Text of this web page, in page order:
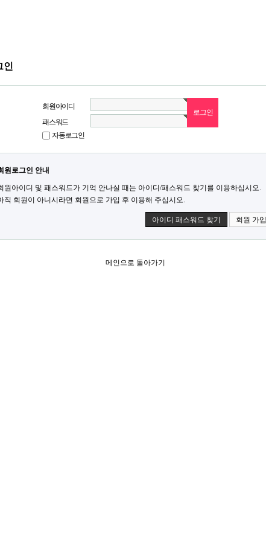
인
회원아이디
패스워드
자동로그인
원로그인 안내
원아이디 및 패스워드가 기억 안나실 때는 아이디/패스워드 찾기를 이용하십시오.
직 회원이 아니시라면 회원으로 가입 후 이용해 주십시오.
아이디 패스워드 찾기 회원 가입
메인으로 돌아가기